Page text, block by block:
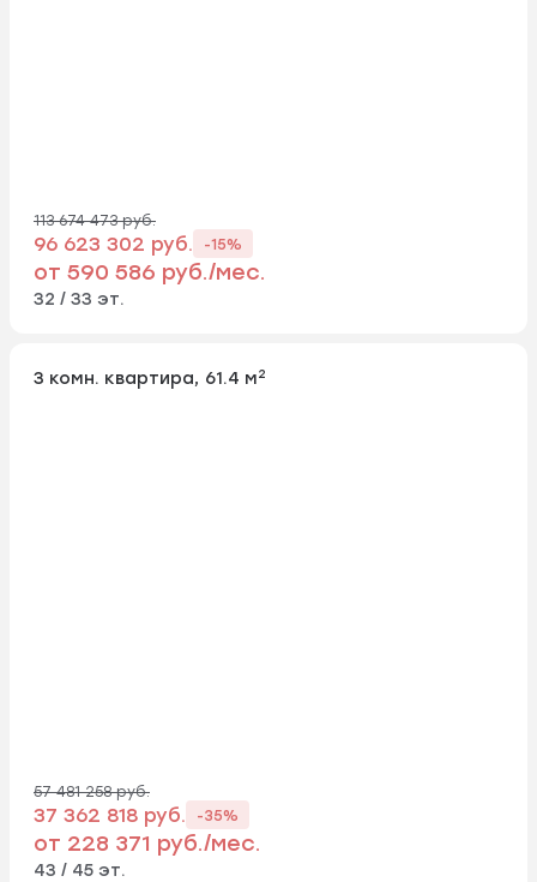
113 674 473 руб.
96 623 302 руб. -15%
от 590 586 руб./мес.
32 / 33 эт.
3 комн. квартира, 61.4 м2
57 481 258 руб.
37 362 818 руб. -35%
от 228 371 руб./мес.
43 / 45 эт.